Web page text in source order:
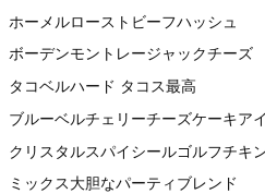
ホーメルローストビーフハッシュ
ボーデンモントレージャックチーズ
タコベルハード タコス最高
ブルーベルチェリーチーズケーキア
クリスタルスパイシールゴルフチキ
ミックス大胆なパーティブレンド